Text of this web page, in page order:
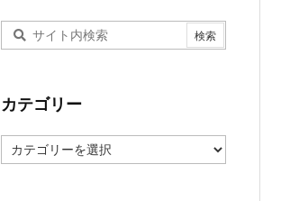
カテゴリー
テ